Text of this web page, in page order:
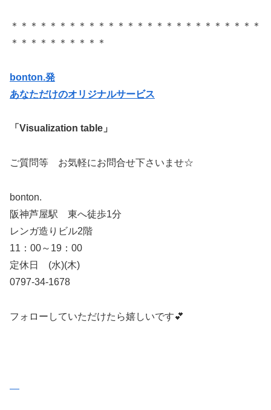
＊＊＊＊＊＊＊＊＊＊＊＊＊＊＊＊＊＊＊＊＊＊＊＊＊＊
＊＊＊＊＊＊＊＊＊＊
bonton.発
あなただけのオリジナルサービス
「Visualization table」
ご質問等 お気軽にお問合せ下さいませ☆
bonton.
阪神芦屋駅 東へ徒歩1分
レンガ造りビル2階
11：00～19：00
定休日 (水)(木)
0797-34-1678
フォローしていただけたら嬉しいです💕